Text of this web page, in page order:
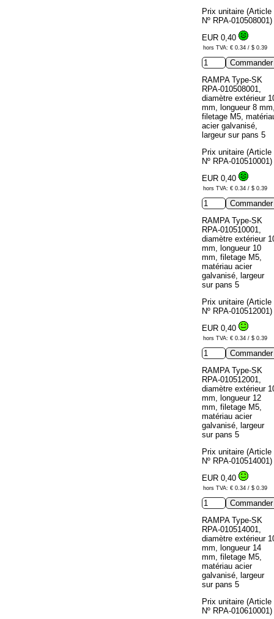
Prix unitaire (Article
Nº RPA-010508001)
EUR 0,40
hors TVA: € 0.34 / $ 0.39
RAMPA Type-SK
RPA-010508001,
diamètre extérieur
mm, longueur 8
filetage M5,
acier galvanisé,
largeur sur pans 5
Prix unitaire (Article
Nº RPA-010510001)
EUR 0,40
hors TVA: € 0.34 / $ 0.39
RAMPA Type-SK
RPA-010510001,
diamètre extérieur
mm, longueur 10
mm, filetage M5,
matériau acier
galvanisé, largeur
sur pans 5
Prix unitaire (Article
Nº RPA-010512001)
EUR 0,40
hors TVA: € 0.34 / $ 0.39
RAMPA Type-SK
RPA-010512001,
diamètre extérieur
mm, longueur 12
mm, filetage M5,
matériau acier
galvanisé, largeur
sur pans 5
Prix unitaire (Article
Nº RPA-010514001)
EUR 0,40
hors TVA: € 0.34 / $ 0.39
RAMPA Type-SK
RPA-010514001,
diamètre extérieur
mm, longueur 14
mm, filetage M5,
matériau acier
galvanisé, largeur
sur pans 5
Prix unitaire (Article
Nº RPA-010610001)